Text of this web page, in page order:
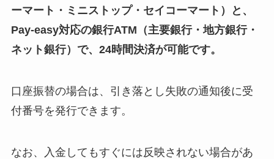
ーマート・ミニストップ・セイコーマート）と、
Pay-easy対応の銀行ATM（主要銀行・地方銀行・
ネット銀行）で、24時間決済が可能です。
口座振替の場合は、引き落とし失敗の通知後に受
付番号を発行できます。
なお、入金してもすぐには反映されない場合があ